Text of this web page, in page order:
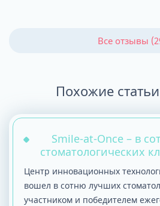
по лечению десен и
вопрос по снятию
менеджер (к сожалению,
имени) не оставила
внимания, принесла
предложила записать
следующий день к
специалисту. Конечно же
Все отзывы
Похожие
Smile-at-Once – в
стоматологических
Центр инновационных
вошел в сотню лучших
участником и победителем